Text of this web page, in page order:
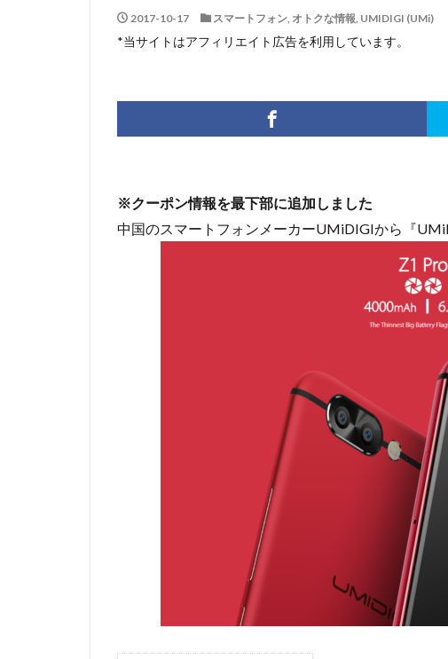
2017-10-17 スマートフォン, オトクな情報, UMIDIGI (UMi)
*当サイトはアフィリエイト広告を利用しています。
※クーポン情報を最下部に追加しました
中国のスマートフォンメーカーUMiDIGIから『